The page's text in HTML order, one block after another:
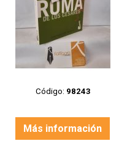
Código: 98243
Más información